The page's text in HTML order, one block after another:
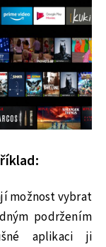
možnost vybrat
podržením
aplikaci ji